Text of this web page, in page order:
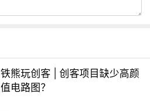
铁熊玩创客 | 创客项目缺少高颜
值电路图？